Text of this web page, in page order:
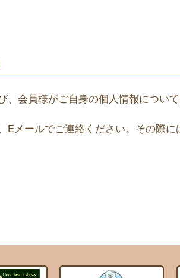
、会員様がご自身の個人情報につい
Eメールでご連絡ください。その際に